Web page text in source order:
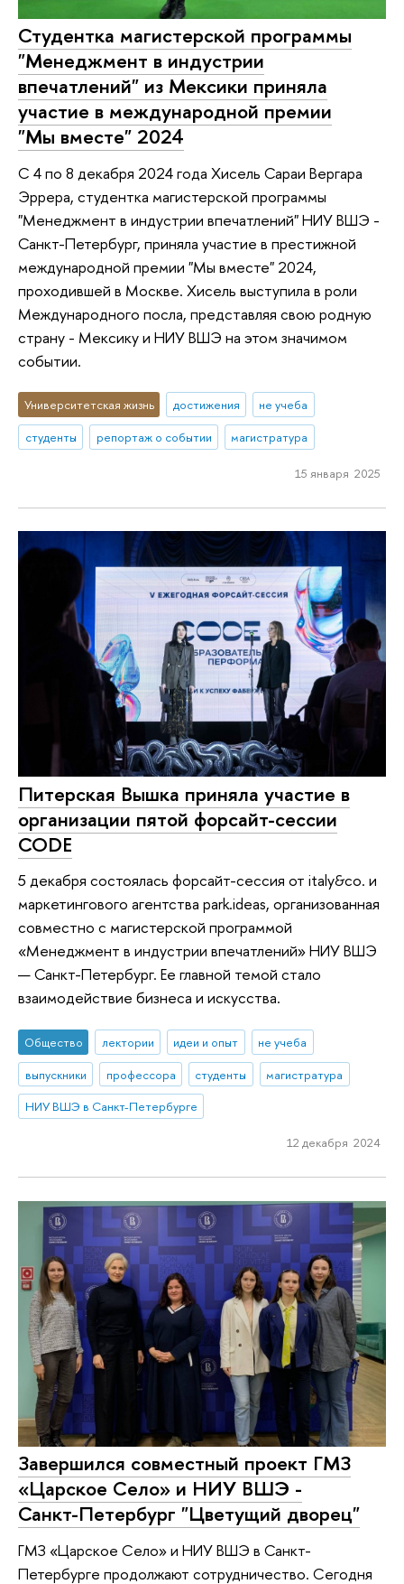
Студентка магистерской программы
"Менеджмент в индустрии
впечатлений" из Мексики приняла
участие в международной премии
"Мы вместе" 2024
С 4 по 8 декабря 2024 года Хисель Сараи Вергара
Эррера, студентка магистерской программы
"Менеджмент в индустрии впечатлений" НИУ ВШЭ -
Санкт-Петербург, приняла участие в престижной
международной премии "Мы вместе" 2024,
проходившей в Москве. Хисель выступила в роли
Международного посла, представляя свою родную
страну - Мексику и НИУ ВШЭ на этом значимом
событии.
Университетская жизнь достижения
не учеба
студенты
репортаж о событии магистратура
15 января 2025
Питерская Вышка приняла участие в
организации пятой форсайт-сессии
CODE
5 декабря состоялась форсайт-сессия от italy&co. и
маркетингового агентства park.ideas, организованная
совместно с магистерской программой
«Менеджмент в индустрии впечатлений» НИУ ВШЭ
— Санкт-Петербург. Ее главной темой стало
взаимодействие бизнеса и искусства.
Общество лектории идеи и опыт
не учеба
выпускники
профессора студенты
магистратура
НИУ ВШЭ в Санкт-Петербурге
12 декабря 2024
Завершился совместный проект ГМЗ
«Царское Село» и НИУ ВШЭ -
Санкт-Петербург "Цветущий дворец"
ГМЗ «Царское Село» и НИУ ВШЭ в Санкт-
Петербурге продолжают сотрудничество. Сегодня